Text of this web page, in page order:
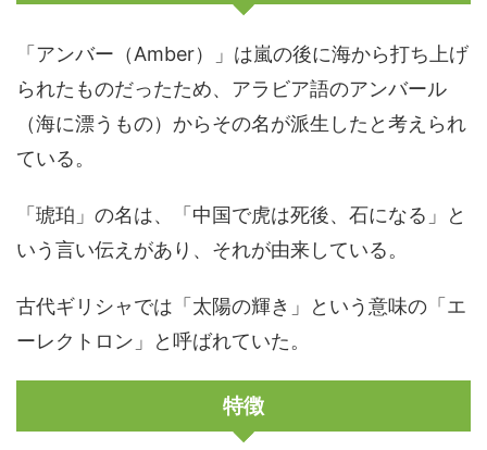
「アンバー（Amber）」は嵐の後に海から打ち上げ
られたものだったため、アラビア語のアンバール
（海に漂うもの）からその名が派生したと考えられ
ている。
「琥珀」の名は、「中国で虎は死後、石になる」と
いう言い伝えがあり、それが由来している。
古代ギリシャでは「太陽の輝き」という意味の「エ
ーレクトロン」と呼ばれていた。
特徴